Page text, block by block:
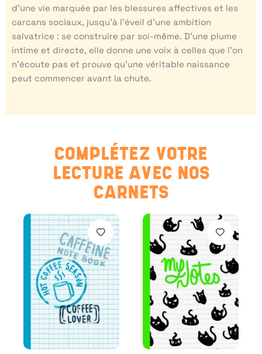
d’une vie marquée par les blessures affectives et les
carcans sociaux, jusqu’à l’éveil d’une ambition
salvatrice : se construire par soi-même. D’une plume
intime et directe, elle donne une voix à celles que l’on
n’écoute pas et prouve qu’une véritable naissance
peut commencer avant la chute.
COMPLÉTEZ VOTRE
LECTURE AVEC NOS
CARNETS